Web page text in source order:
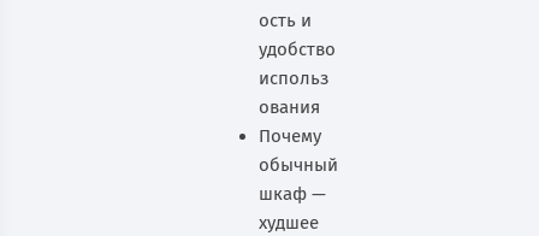
ость и
удобство
использ
ования
Почему
обычный
шкаф —
худшее